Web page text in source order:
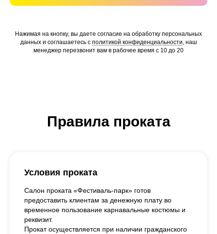
Нажимая на кнопку, вы даете согласие на обработку персональных
данных и соглашаетесь c политикой конфиденциальности, наш
менеджер перезвонит вам в рабочее время с 10 до 20
Правила проката
Условия проката
Салон проката «Фестиваль-парк» готов
предоставить клиентам за денежную плату во
временное пользование карнавальные костюмы и
реквизит.
Прокат осуществляется при наличии гражданского